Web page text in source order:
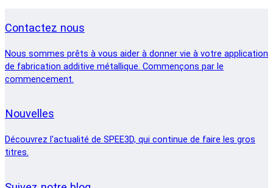
Contactez nous
Nous sommes prêts à vous aider à donner vie à votre application
de fabrication additive métallique. Commençons par le
commencement.
Nouvelles
Découvrez l'actualité de SPEE3D, qui continue de faire les gros
titres.